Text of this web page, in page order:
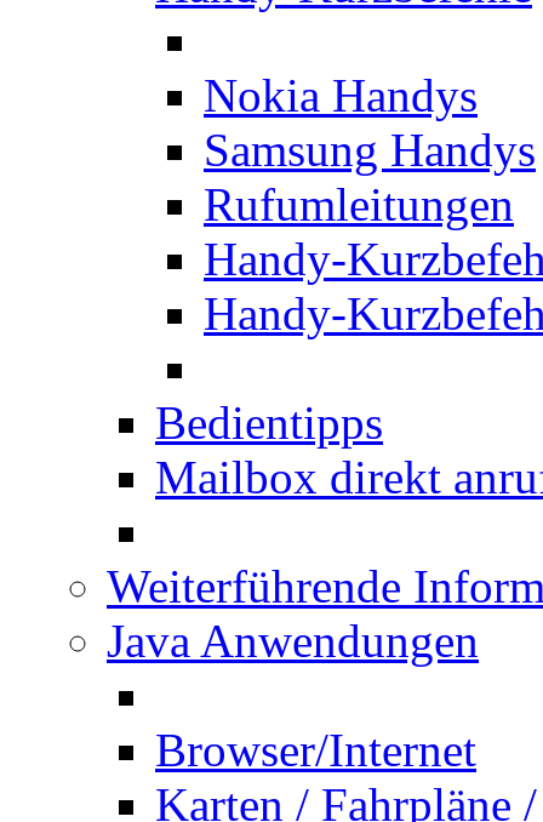
Nokia Handys
Samsung Handys
Rufumleitungen
Handy-
Handy-
Bedientipps
Mailbox direkt
Weiterführende
Java Anwendungen
Browser/Internet
Karten / Fahrpläne